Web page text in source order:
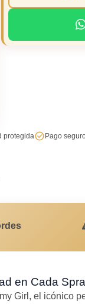
protegida Pago
en Cada
Girl, el icónico